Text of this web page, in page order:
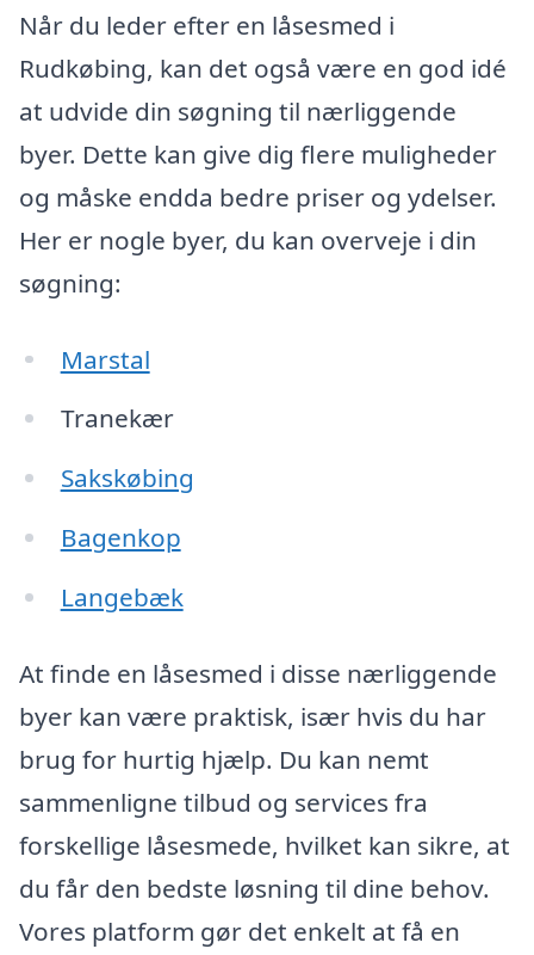
Når du leder efter en låsesmed i
Rudkøbing, kan det også være en god idé
at udvide din søgning til nærliggende
byer. Dette kan give dig flere muligheder
og måske endda bedre priser og ydelser.
Her er nogle byer, du kan overveje i din
søgning:
Marstal
Tranekær
Sakskøbing
Bagenkop
Langebæk
At finde en låsesmed i disse nærliggende
byer kan være praktisk, især hvis du har
brug for hurtig hjælp. Du kan nemt
sammenligne tilbud og services fra
forskellige låsesmede, hvilket kan sikre, at
du får den bedste løsning til dine behov.
Vores platform gør det enkelt at få en